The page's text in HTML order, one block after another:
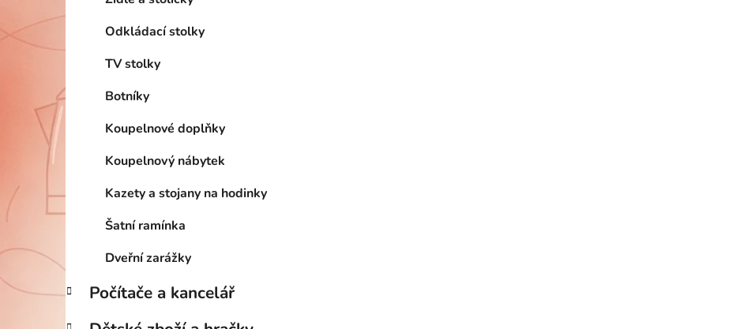
Odkládací stolky
TV stolky
Botníky
Koupelnové doplňky
Koupelnový nábytek
Kazety a stojany na hodinky
Šatní ramínka
Dveřní zarážky
Počítače a kancelář